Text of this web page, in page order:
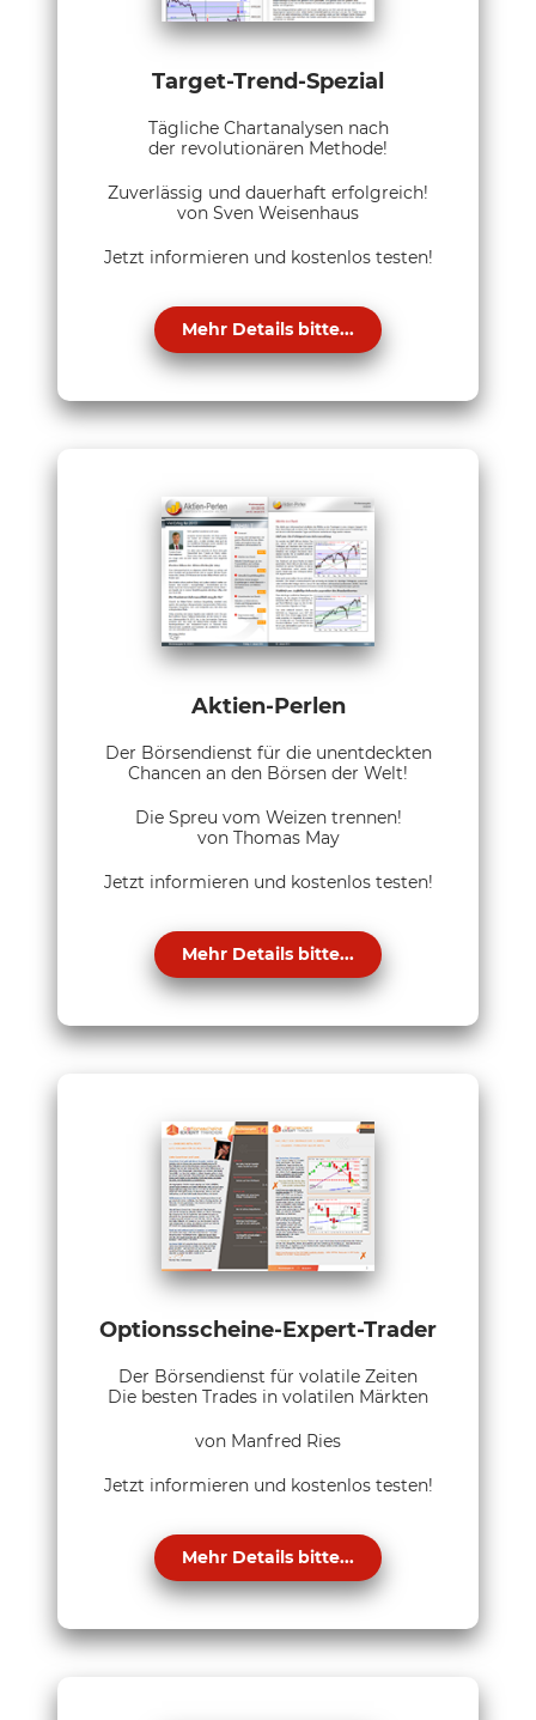
Target-Trend-Spezial
Tägliche Chartanalysen nach
der revolutionären Methode!
Zuverlässig und dauerhaft erfolgreich!
von Sven Weisenhaus
Jetzt informieren und kostenlos testen!
Mehr Details bitte...
Aktien-Perlen
Der Börsendienst für die unentdeckten
Chancen an den Börsen der Welt!
Die Spreu vom Weizen trennen!
von Thomas May
Jetzt informieren und kostenlos testen!
Mehr Details bitte...
Optionsscheine-Expert-Trader
Der Börsendienst für volatile Zeiten
Die besten Trades in volatilen Märkten
von Manfred Ries
Jetzt informieren und kostenlos testen!
Mehr Details bitte...